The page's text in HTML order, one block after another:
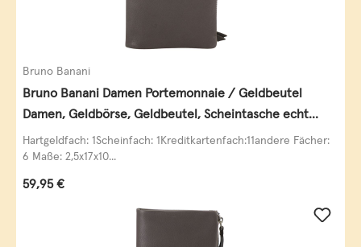
Bruno Banani
Bruno Banani Damen Portemonnaie / Geldbeutel
Damen, Geldbörse, Geldbeutel, Scheintasche echt
Leder
Hartgeldfach: 1Scheinfach: 1Kreditkartenfach:11andere Fächer:
6 Maße: 2,5x17x10...
Regulärer Preis:
59,95 €